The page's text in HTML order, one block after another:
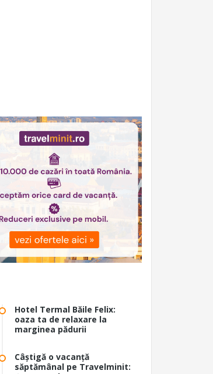
Hotel Termal Băile Felix:
oaza ta de relaxare la
marginea pădurii
Câștigă o vacanță
săptămânal pe Travelminit: